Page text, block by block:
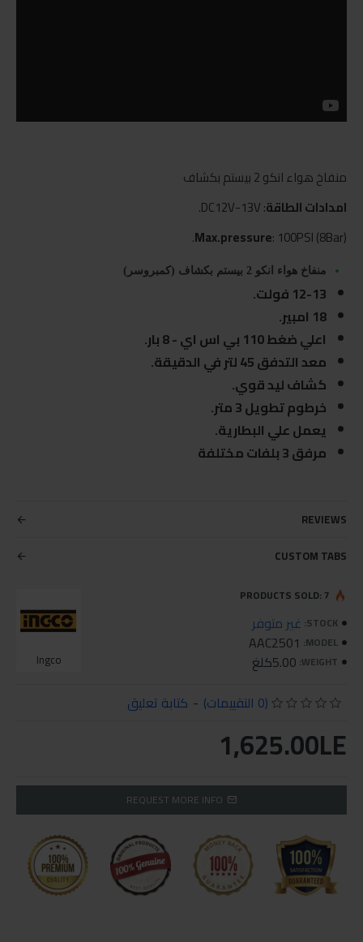
منفاخ هواء انكو 2 بيستم بكشاف
امدادات الطاقة: DC12V-13V.
Max.pressure: 100PSI (8Bar).
منفاخ هواء انكو 2 بيستم بكشاف (كمبروسر)
12-13 فولت.
18 امبير.
اعلي ضغط 110 بي اس اي - 8 بار.
معد التدفق 45 لتر في الدقيقة.
كشاف ليد قوي.
خرطوم تطويل 3 متر.
يعمل علي البطارية.
مرفق 3 بلفات مختلفة
REVIEWS
CUSTOM TABS
STOCK: غير متوفر
MODEL:
AAC2501
WEIGHT: 5.00كلغ Ingco
PRODUCTS SOLD: 7
(0 التقييمات) - كتابة تعليق
1,625.00LE
REQUEST MORE INFO